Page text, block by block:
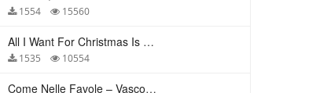
1554 15560
All I Want For Christmas Is You – Mariah Carey
1535 10554
Come Nelle Favole – Vasco Rossi